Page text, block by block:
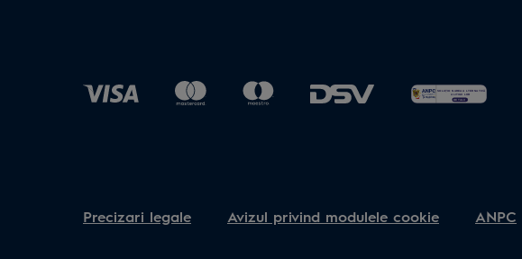
Precizari legale Avizul privind modulele cookie ANPC